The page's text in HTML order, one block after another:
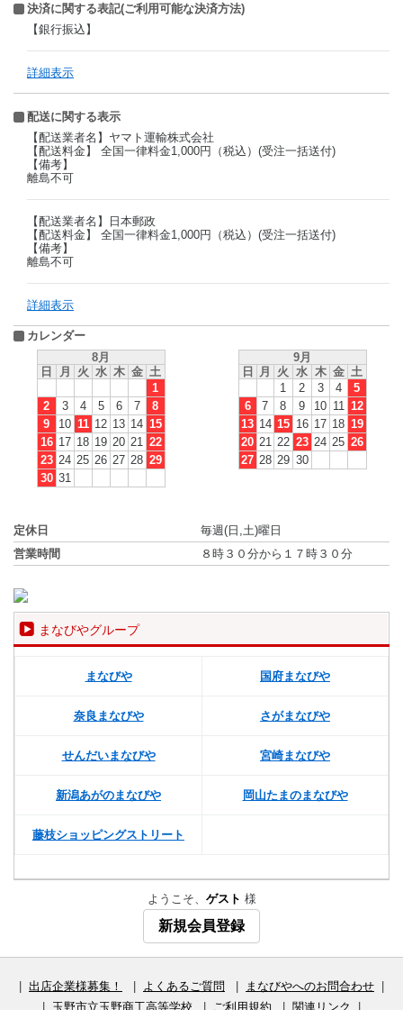
決済に関する表記(ご利用可能な決済方法)
【銀行振込】
詳細表示
配送に関する表示
【配送業者名】ヤマト運輸株式会社
【配送料金】 全国一律料金1,000円（税込）(受注一括送付)
【備考】
離島不可
【配送業者名】日本郵政
【配送料金】 全国一律料金1,000円（税込）(受注一括送付)
【備考】
離島不可
詳細表示
カレンダー
8月
日
月 火 水 木 金 土
1
2
3 4 5 6 7
8
9
10 11 12 13 14 15
16 17 18 19 20 21
22
23 24 25 26 27 28 29
30 31
9月
日
月 火 水 木 金 土
1
2 3 4
5
6
7 8 9 10 11
12
13 14 15 16 17 18 19
20 21 22 23 24 25 26
27 28 29 30
定休日
毎週(日,土)曜日
営業時間
８時３０分から１７時３０分
まなびやグループ
まなびや 国府まなびや
奈良まなびや さがまなびや
せんだいまなびや 宮崎まなびや
新潟あがのまなびや 岡山たまのまなびや
藤枝ショッピングストリート
ようこそ、 ゲスト 様
新規会員登録
出店企業様募集！ よくあるご質問 まなびやへのお問合わせ
玉野市立玉野商工高等学校 ご利用規約 関連リンク